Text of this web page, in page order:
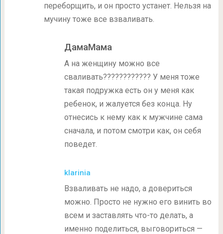
переборщить, и он просто устанет. Нельзя на
мучину тоже все взваливать.
ДамаМама
А на женщину можно все
сваливать???????????? У меня тоже
такая подружка есть он у меня как
ребенок, и жалуется без конца. Ну
отнесись к нему как к мужчине сама
сначала, и потом смотри как, он себя
поведет.
klarinia
Взваливать не надо, а довериться
можно. Просто не нужно его винить во
всем и заставлять что-то делать, а
именно поделиться, выговориться —